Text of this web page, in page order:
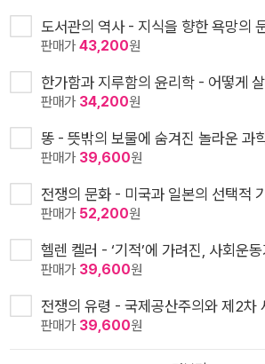
도서관의 역사 - 지식을 향한 욕망의
판매가43,200원
한가함과 지루함의 윤리학 - 어떻게
판매가 34,200원
똥 - 뜻밖의 보물에 숨겨진 놀라운 과
판매가 39,600원
전쟁의 문화 - 미국과 일본의 선택적
판매가 52,200원
헬렌 켈러 - ‘기적’에 가려진, 사회운
판매가 39,600원
전쟁의 유령 - 국제공산주의와 제2차
판매가 39,600원